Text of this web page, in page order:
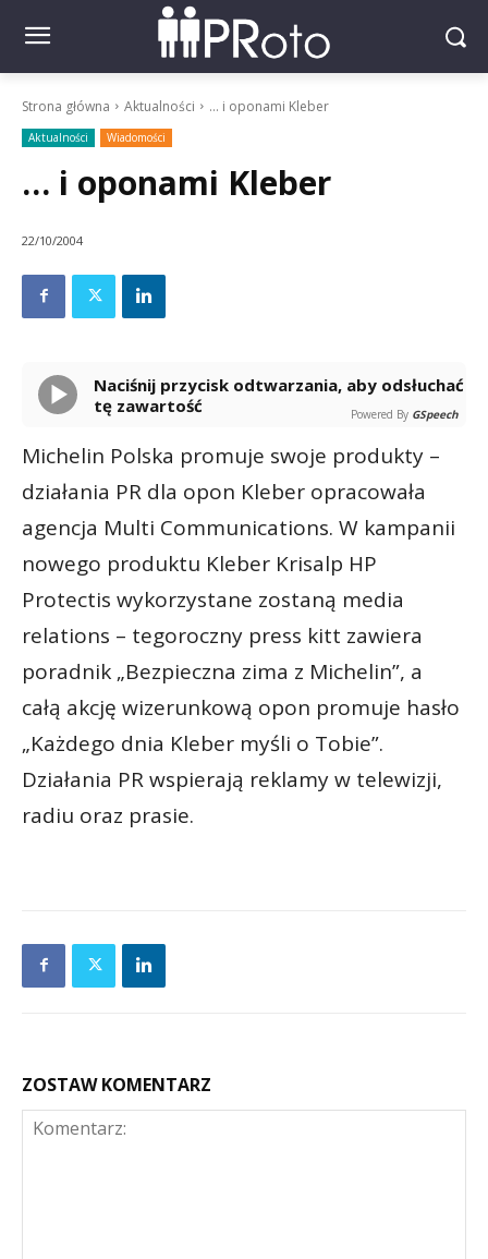
Strona główna Aktualności ... i oponami Kleber
Aktualności Wiadomości
… i oponami Kleber
22/10/2004
Naciśnij przycisk odtwarzania, aby odsłuchać
tę zawartość
Powered By GSpeech
Michelin Polska promuje swoje produkty –
działania PR dla opon Kleber opracowała
agencja Multi Communications. W kampanii
nowego produktu Kleber Krisalp HP
Protectis wykorzystane zostaną media
relations – tegoroczny press kitt zawiera
poradnik „Bezpieczna zima z Michelin”, a
całą akcję wizerunkową opon promuje hasło
„Każdego dnia Kleber myśli o Tobie”.
Działania PR wspierają reklamy w telewizji,
radiu oraz prasie.
ZOSTAW KOMENTARZ